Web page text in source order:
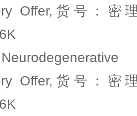
Offer,货号：密
Offer,货号：密